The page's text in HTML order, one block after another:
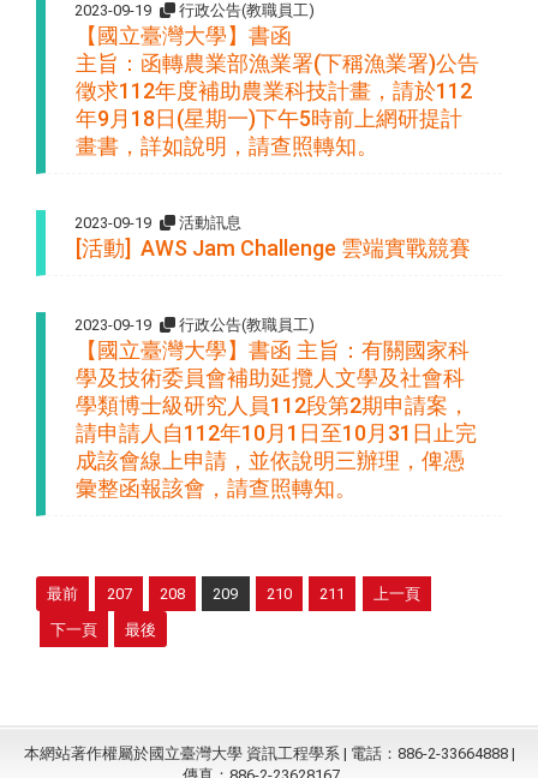
2023-09-19 行政公告(教職員工)
【國立臺灣大學】書函
主旨：函轉農業部漁業署(下稱漁業署)公告
徵求112年度補助農業科技計畫，請於112
年9月18日(星期一)下午5時前上網研提計
畫書，詳如說明，請查照轉知。
2023-09-19 活動訊息
[活動] AWS Jam Challenge 雲端實戰競賽
2023-09-19 行政公告(教職員工)
【國立臺灣大學】書函 主旨：有關國家科
學及技術委員會補助延攬人文學及社會科
學類博士級研究人員112段第2期申請案，
請申請人自112年10月1日至10月31日止完
成該會線上申請，並依說明三辦理，俾憑
彙整函報該會，請查照轉知。
最前 207 208 209 210 211
上一頁
下一頁
最後
本網站著作權屬於國立臺灣大學 資訊工程學系 | 電話：886-2-33664888 |